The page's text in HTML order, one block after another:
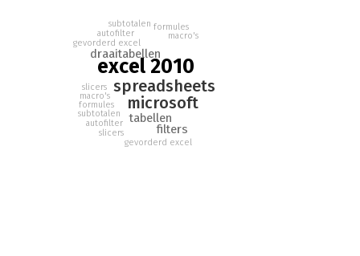
In dit boek worden deze onderwerpen en diverse andere
functies van Excel aan de hand van praktische voorbeelden
stap voor stap uitgelegd
Dit boek is zowel geschikt voor klassikale les als voor
excel 2010
spreadsheets
microsoft
tabellen
draaitabellen
filters
gevorderd excel
slicers
autofilter
subtotalen
formules
macro's
gevorderd excel
slicers
autofilter
subtotalen formules
macro's